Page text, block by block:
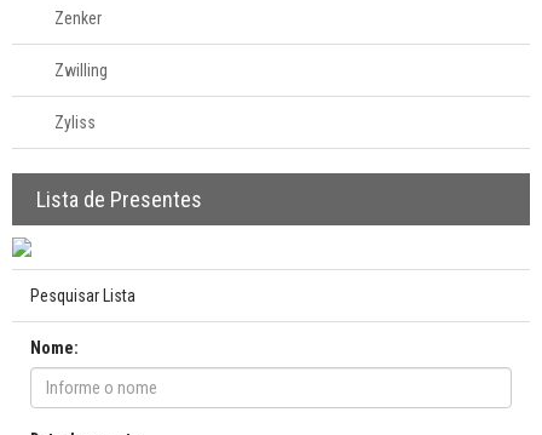
Zenker
Zwilling
Zyliss
Lista de Presentes
Pesquisar Lista
Nome: